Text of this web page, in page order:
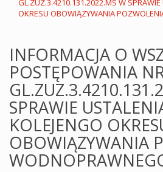
GL.ZUZ.3.4210.131.2022.MS W SPRAWIE
OKRESU OBOWIĄZYWANIA
INFORMACJA O
POSTĘPOWANIA
SPRAWIE
KOLEJENGO
OBOWIĄZYWANIA